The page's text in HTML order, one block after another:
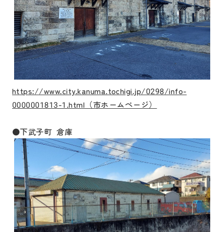
https://www.city.kanuma.tochigi.jp/0298/info-
0000001813-1.html（市ホームページ）
●下武子町 倉庫